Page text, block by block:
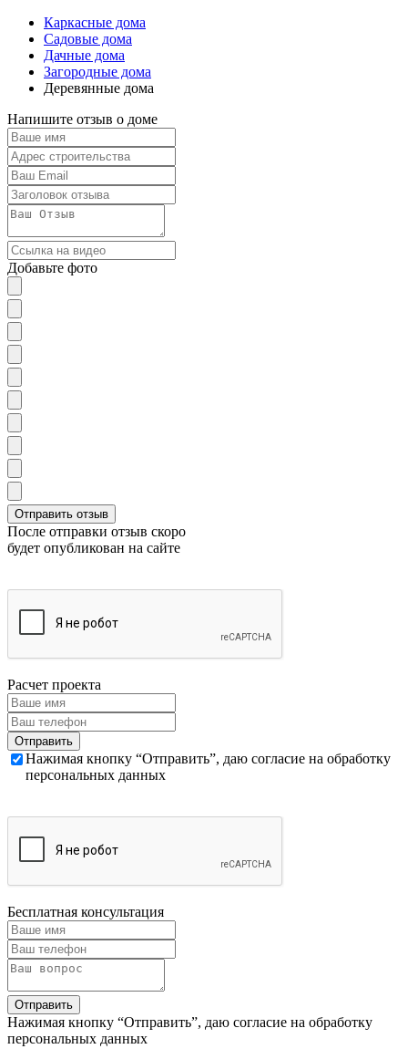
Каркасные дома
Садовые дома
Дачные дома
Загородные дома
Деревянные дома
Напишите отзыв о доме
Добавьте фото
После отправки отзыв скоро
будет опубликован на сайте
Расчет проекта
Нажимая кнопку “Отправить”, даю согласие на обработку
персональных данных
Бесплатная консультация
Нажимая кнопку “Отправить”, даю согласие на обработку
персональных данных